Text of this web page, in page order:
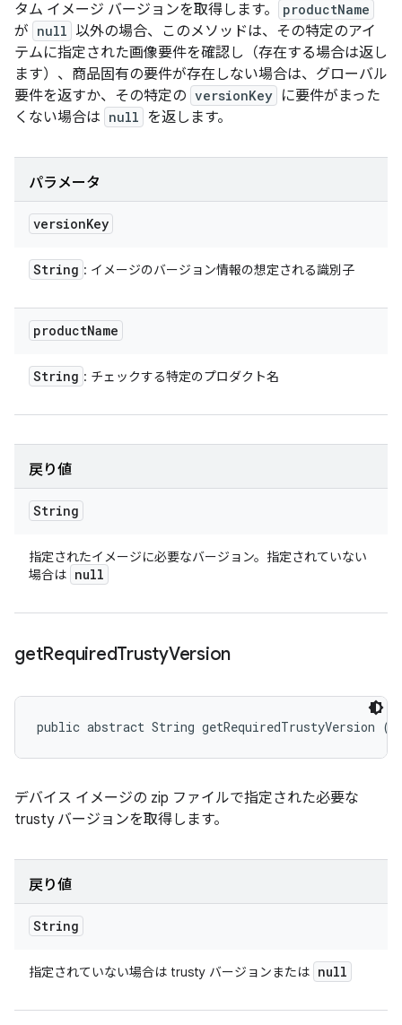
タム イメージ バージョンを取得します。
productName
が null 以外の場合、このメソッドは、その特定のアイ
テムに指定された画像要件を確認し（存在する場合は返し
ます）、商品固有の要件が存在しない場合は、グローバル
要件を返すか、その特定の versionKey に要件がまった
くない場合は null を返します。
パラメータ
versionKey
String : イメージのバージョン情報の想定される識別子
productName
String : チェックする特定のプロダクト名
戻り値
String
指定されたイメージに必要なバージョン。指定されていない
場合は null
getRequiredTrustyVersion
public abstract String getRequiredTrustyVersion ()
デバイス イメージの zip ファイルで指定された必要な
trusty バージョンを取得します。
戻り値
String
指定されていない場合は trusty バージョンまたは null